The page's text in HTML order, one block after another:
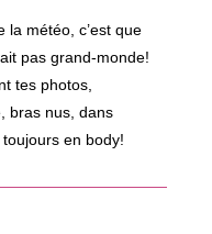
la météo, c’est que
pas grand-monde!
tes photos,
bras nus, dans
en body!